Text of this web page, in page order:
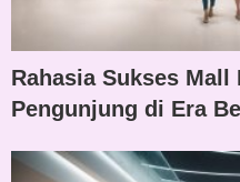
Rahasia Sukses Mall
Pengunjung di Era